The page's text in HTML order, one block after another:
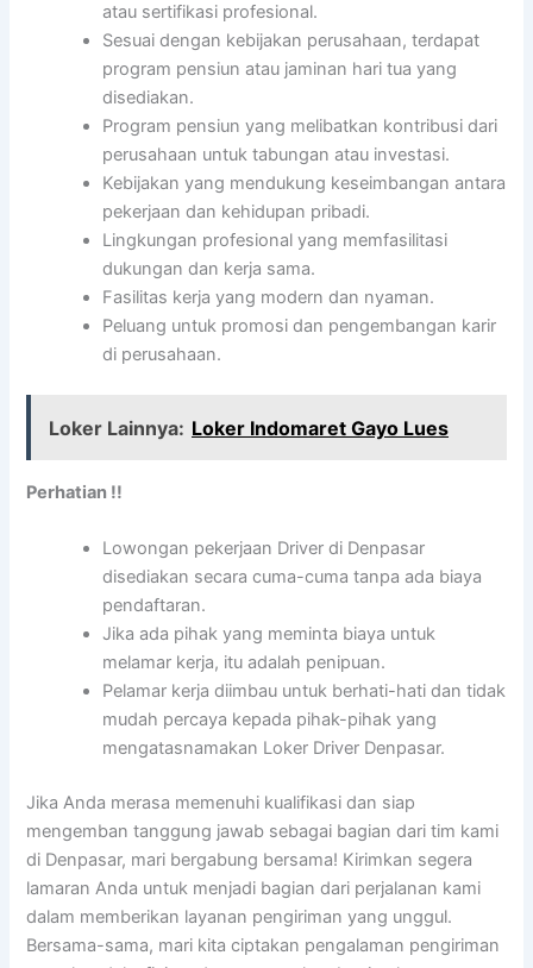
atau sertifikasi profesional.
Sesuai dengan kebijakan perusahaan, terdapat
program pensiun atau jaminan hari tua yang
disediakan.
Program pensiun yang melibatkan kontribusi dari
perusahaan untuk tabungan atau investasi.
Kebijakan yang mendukung keseimbangan antara
pekerjaan dan kehidupan pribadi.
Lingkungan profesional yang memfasilitasi
dukungan dan kerja sama.
Fasilitas kerja yang modern dan nyaman.
Peluang untuk promosi dan pengembangan karir
di perusahaan.
Loker Lainnya: Loker Indomaret Gayo Lues
Perhatian !!
Lowongan pekerjaan Driver di Denpasar
disediakan secara cuma-cuma tanpa ada biaya
pendaftaran.
Jika ada pihak yang meminta biaya untuk
melamar kerja, itu adalah penipuan.
Pelamar kerja diimbau untuk berhati-hati dan tidak
mudah percaya kepada pihak-pihak yang
mengatasnamakan Loker Driver Denpasar.
Jika Anda merasa memenuhi kualifikasi dan siap
mengemban tanggung jawab sebagai bagian dari tim kami
di Denpasar, mari bergabung bersama! Kirimkan segera
lamaran Anda untuk menjadi bagian dari perjalanan kami
dalam memberikan layanan pengiriman yang unggul.
Bersama-sama, mari kita ciptakan pengalaman pengiriman